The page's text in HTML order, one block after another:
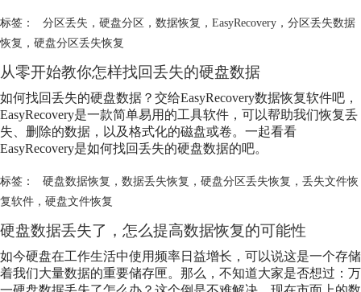
标签： 分区丢失 ， 硬盘分区， 数据恢复 ， EasyRecovery， 分区丢失数据
恢复 ， 硬盘分区丢失恢复
从零开始教你怎样找回丢失的硬盘数据
如何找回丢失的硬盘数据？交给EasyRecovery数据恢复软件吧，
EasyRecovery是一款简单易用的工具软件，可以帮助我们恢复丢
失、删除的数据，以及格式化的磁盘或卷。一起看看
EasyRecovery是如何找回丢失的硬盘数据的吧。
标签： 硬盘数据恢复 ， 数据丢失恢复 ， 硬盘分区丢失恢复 ， 丢失文件恢
复软件 ， 硬盘文件恢复
硬盘数据丢失了，怎么提高数据恢复的可能性
如今硬盘在工作生活中使用频率日益增长，可以说这是一个存储
着我们大量数据的重要储存匣。那么，不知道大家是否想过：万